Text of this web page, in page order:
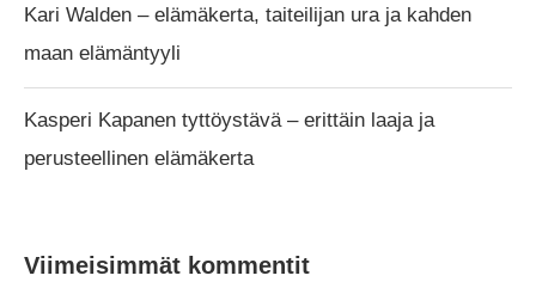
Kari Walden – elämäkerta, taiteilijan ura ja kahden
maan elämäntyyli
Kasperi Kapanen tyttöystävä – erittäin laaja ja
perusteellinen elämäkerta
Viimeisimmät kommentit